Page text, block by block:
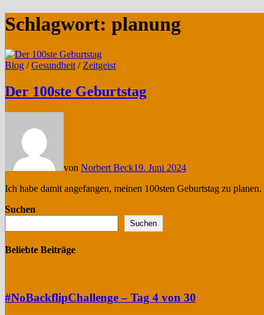
Schlagwort: planung
Blog /Gesundheit / Zeitgeist
Der 100ste Geburtstag
von Norbert Beck19. Juni 2024
Ich habe damit angefangen, meinen 100sten Geburtstag zu
Suchen
Suchen
Beliebte Beiträge
#NoBackflipChallenge – Tag 4 von 30